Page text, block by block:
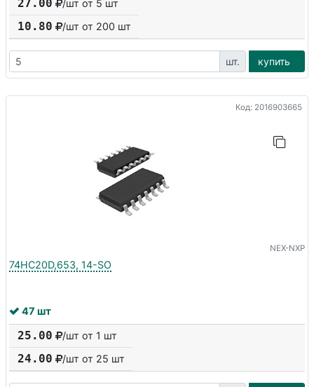
27.00 /шт от 5 шт
10.80 /шт от 200 шт
шт. купить
Код: 2016903665
NEX-NXP
74HC20D,653, 14-SO
47 шт
25.00 /шт от 1 шт
24.00 /шт от 25 шт